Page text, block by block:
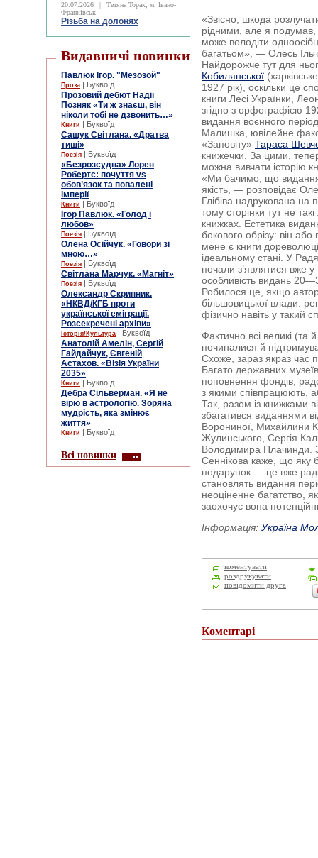
20.07.2026 |
Тетяна Торак, м. Івано-
Франківськ
Різьба на долонях
Видавничі новинки
Павлюк Ігор. "Мезозой"
Проза | Буквоїд
Прозовий дебют Надії
Позняк «Ти ж знаєш, він
ніколи тобі не дзвонить…»
Книги | Буквоїд
Сащук Світлана. «Дратва
тиші»
Поезія | Буквоїд
«Безрозсудна» Лорен
Робертс: почуття vs
обов’язок та повалені
імперії
Книги | Буквоїд
Ігор Павлюк. «Голод і
любов»
Поезія | Буквоїд
Олена Осійчук. «Говори зі
мною…»
Поезія | Буквоїд
Світлана Марчук. «Магніт»
Поезія | Буквоїд
Олександр Скрипник.
«НКВД/КГБ проти
української еміграції.
Розсекречені архіви»
Історія/Культура | Буквоїд
Анатолій Амелін, Сергій
Гайдайчук, Євгеній
Астахов. «Візія України
2035»
Книги | Буквоїд
Дебра Сільверман. «Я не
вірю в астрологію. Зоряна
мудрість, яка змінює
життя»
Книги | Буквоїд
Всі новинки
«Звісно, шкода
рідними, але я
може володіти
багатьом», — Олесь
Найдорожче тут для
Кобилянської
1927 рік), оскільки це
книги Лесі Українки,
згідно з орфографією
видання воєнного
Малишка, ювілейне
«Заповіту» Тараса
книжечки. За цими,
можна вивчати історію
«Ми бачимо, що видання
якість, — розповідає
Глібіва надрукована
тому сторінки тут не
книжках. Естетика
бокового обрізу: він
мене є книги
ідеальному стані. У
почали з’являтися вже
особливість видань
Робилося це, якщо
більшовицької влади:
фізично навіть у такий
Фактично всі великі (та
починалися й
Схоже, зараз якраз час
Багато державних
поповнення фондів,
з якими співпрацюють,
Так, разом із книжками
збагатився виданнями
Ворониної, Михайлини
Жулинського, Сергія
Володимира Плачинди.
Сеннікова каже, що яку
подарунок — це вже
становлять видання
неоціненне
заохочує вона
Інформація: Україна
коментувати
роздрукувати
повідомити друга
Коментарі